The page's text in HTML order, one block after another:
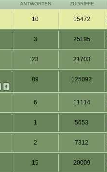
ANTWORTEN ZUGRIFFE
10 15472
3 25195
23 21703
4
89 125092
6 11114
1 5653
2 7312
15 20009